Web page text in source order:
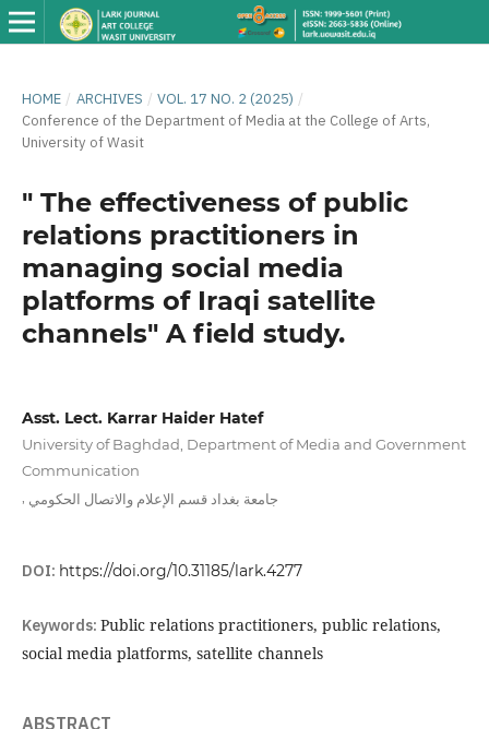
HOME / ARCHIVES / VOL. 17 NO. 2 (2025) /
Conference of the Department of Media at the College of Arts,
University of Wasit
" The effectiveness of public
relations practitioners in
managing social media
platforms of Iraqi satellite
channels" A field study.
Asst. Lect. Karrar Haider Hatef
University of Baghdad, Department of Media and Government
Communication
جامعة بغداد قسم الإعلام والاتصال الحكومي
DOI: https://doi.org/10.31185/lark.4277
Keywords: Public relations practitioners, public relations,
social media platforms, satellite channels